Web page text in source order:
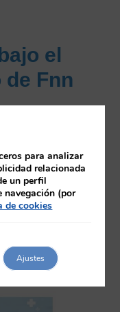
el
Fnn
para analizar
relacionada
un perfil
navegación (por
de cookies
Ajustes